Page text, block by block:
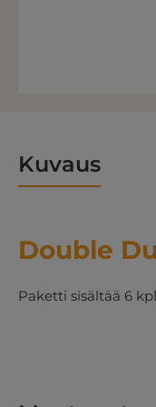
Kuvaus
Double
Paketti sisältää 6